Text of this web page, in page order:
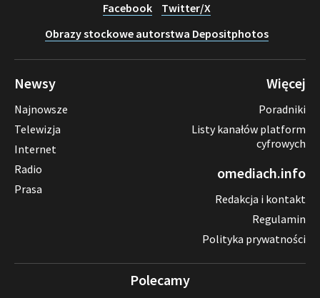
Facebook
Twitter/X
Obrazy stockowe autorstwa Depositphotos
Newsy
Najnowsze
Telewizja
Internet
Radio
Prasa
Więcej
Poradniki
Listy kanałów platform
cyfrowych
omediach.info
Redakcja i kontakt
Regulamin
Polityka prywatności
Polecamy